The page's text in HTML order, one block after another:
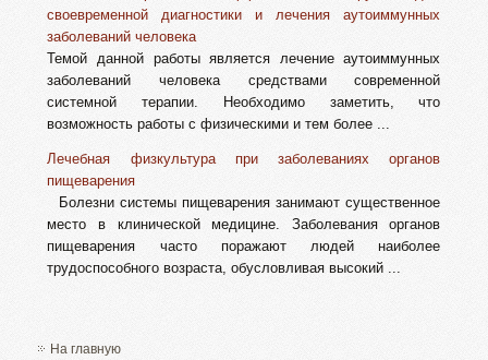
своевременной диагностики и лечения аутоиммунных
заболеваний человека
Темой данной работы является лечение аутоиммунных
заболеваний человека средствами современной
системной терапии. Необходимо заметить, что
возможность работы с физическими и тем более ...
Лечебная физкультура при заболеваниях органов
пищеварения
Болезни системы пищеварения занимают существенное
место в клинической медицине. Заболевания органов
пищеварения часто поражают людей наиболее
трудоспособного возраста, обусловливая высокий ...
На главную